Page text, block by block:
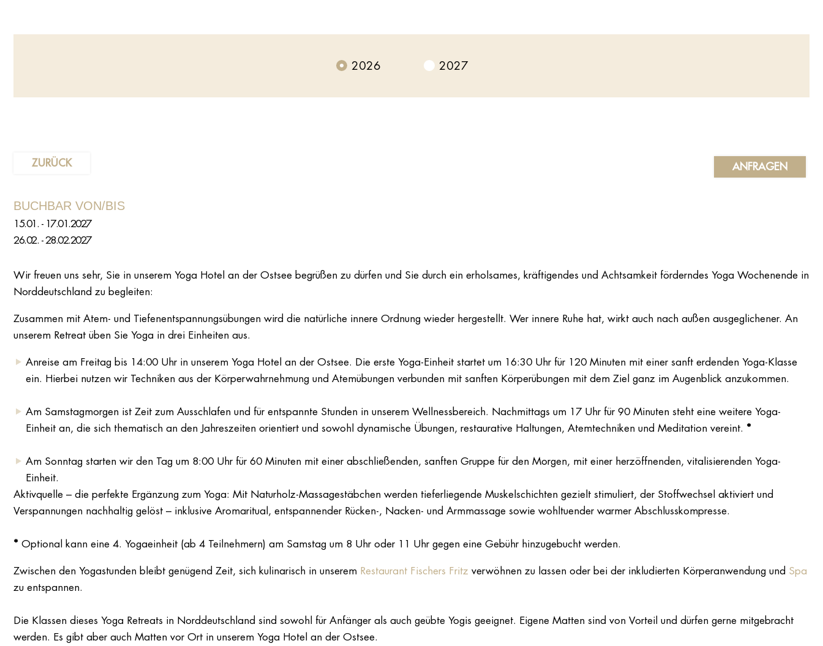
2026 2027
ZURÜCK ANFRAGEN
BUCHBAR VON/BIS
15.01. - 17.01.2027
26.02. - 28.02.2027
Wir freuen uns sehr, Sie in unserem Yoga Hotel an der Ostsee begrüßen zu dürfen und Sie durch ein erholsames, kräftigendes und Achtsamkeit förderndes Yoga Wochenende in
Norddeutschland zu begleiten:
Zusammen mit Atem- und Tiefenentspannungsübungen wird die natürliche innere Ordnung wieder hergestellt. Wer innere Ruhe hat, wirkt auch nach außen ausgeglichener. An
unserem Retreat üben Sie Yoga in drei Einheiten aus.
Anreise am Freitag bis 14:00 Uhr in unserem Yoga Hotel an der Ostsee. Die erste Yoga-Einheit startet um 16:30 Uhr für 120 Minuten mit einer sanft erdenden Yoga-Klasse
ein. Hierbei nutzen wir Techniken aus der Körperwahrnehmung und Atemübungen verbunden mit sanften Körperübungen mit dem Ziel ganz im Augenblick anzukommen.
Am Samstagmorgen ist Zeit zum Ausschlafen und für entspannte Stunden in unserem Wellnessbereich. Nachmittags um 17 Uhr für 90 Minuten steht eine weitere Yoga-
Einheit an, die sich thematisch an den Jahreszeiten orientiert und sowohl dynamische Übungen, restaurative Haltungen, Atemtechniken und Meditation vereint. *
Am Sonntag starten wir den Tag um 8:00 Uhr für 60 Minuten mit einer abschließenden, sanften Gruppe für den Morgen, mit einer herzöffnenden, vitalisierenden Yoga-
Einheit.
Aktivquelle – die perfekte Ergänzung zum Yoga: Mit Naturholz-Massagestäbchen werden tieferliegende Muskelschichten gezielt stimuliert, der Stoffwechsel aktiviert und
Verspannungen nachhaltig gelöst – inklusive Aromaritual, entspannender Rücken-, Nacken- und Armmassage sowie wohltuender warmer Abschlusskompresse.
* Optional kann eine 4. Yogaeinheit (ab 4 Teilnehmern) am Samstag um 8 Uhr oder 11 Uhr gegen eine Gebühr hinzugebucht werden.
Zwischen den Yogastunden bleibt genügend Zeit, sich kulinarisch in unserem Restaurant Fischers Fritz verwöhnen zu lassen oder bei der inkludierten Körperanwendung und Spa
zu entspannen.
Die Klassen dieses Yoga Retreats in Norddeutschland sind sowohl für Anfänger als auch geübte Yogis geeignet. Eigene Matten sind von Vorteil und dürfen gerne mitgebracht
werden. Es gibt aber auch Matten vor Ort in unserem Yoga Hotel an der Ostsee.